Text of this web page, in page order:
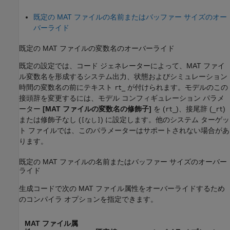
既定の MAT ファイルの名前またはバッファー サイズのオー
バーライド
既定の MAT ファイルの変数名のオーバーライド
既定の設定では、コード ジェネレーターによって、MAT ファイ
ル変数名を形成するシステム出力、状態およびシミュレーション
時間の変数名の前にテキスト
rt_
が付けられます。モデルのこの
接頭辞を変更するには、モデル コンフィギュレーション パラメ
ーター [MAT ファイルの変数名の修飾子] を (rt_ )、接尾辞 ( _rt)
または修飾子なし ( [なし] ) に設定します。他のシステム ターゲッ
ト ファイルでは、このパラメーターはサポートされない場合があ
ります。
既定の MAT ファイルの名前またはバッファー サイズのオーバー
ライド
生成コードで次の MAT ファイル属性をオーバーライドするため
のコンパイラ オプションを指定できます。
MAT ファイル属